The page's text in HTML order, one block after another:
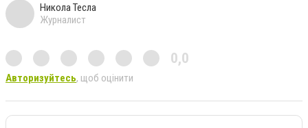
Никола Тесла
Журналист
0,0
Авторизуйтесь, щоб оцінити